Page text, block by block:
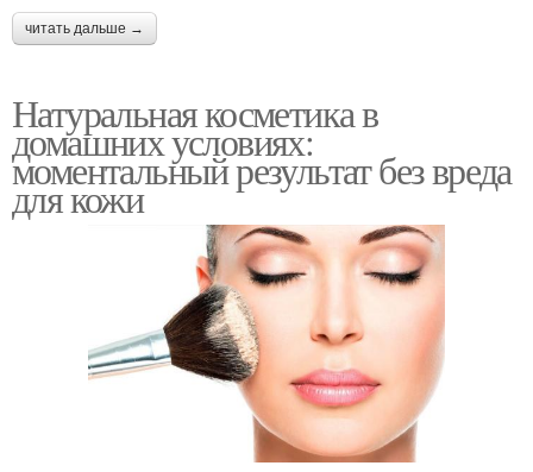
читать дальше →
Натуральная косметика в
домашних условиях:
моментальный результат без вреда
для кожи